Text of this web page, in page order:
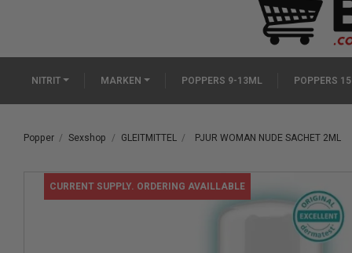
NITRIT MARKEN POPPERS 9-13ML POPPERS
Popper Sexshop GLEITMITTEL PJUR WOMAN NUDE SACHET 2ML
CURRENT SUPPLY. ORDERING AVAILLABLE